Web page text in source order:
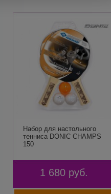
Набор для настольного
тенниса DONIC CHAMPS
150
1 680 руб.